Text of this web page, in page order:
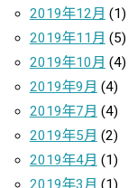
2019年12月 (1)
2019年11月 (5)
2019年10月 (4)
2019年9月 (4)
2019年7月 (4)
2019年5月 (2)
2019年4月 (1)
2019年3月 (1)